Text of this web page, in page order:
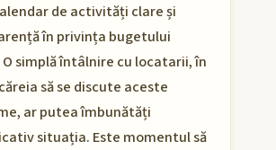
de activități clare și
în privința bugetului
simplă întâlnire cu locatarii, în
să se discute aceste
ar putea îmbunătăți
situația. Este momentul să